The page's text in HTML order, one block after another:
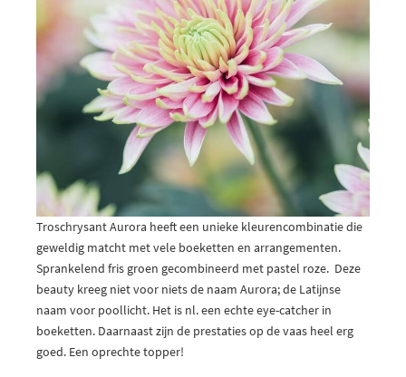
Troschrysant Aurora heeft een unieke kleurencombinatie die
geweldig matcht met vele boeketten en arrangementen.
Sprankelend fris groen gecombineerd met pastel roze. Deze
beauty kreeg niet voor niets de naam Aurora; de Latijnse
naam voor poollicht. Het is nl. een echte eye-catcher in
boeketten. Daarnaast zijn de prestaties op de vaas heel erg
goed. Een oprechte topper!